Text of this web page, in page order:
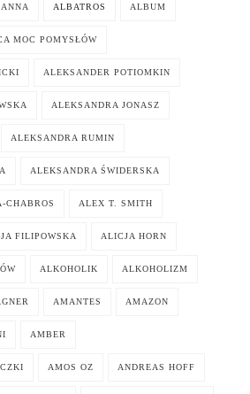
ALBATROS ALBUM
MOC POMYSŁÓW
ALEKSANDER POTIOMKIN
ALEKSANDRA JONASZ
ALEKSANDRA RUMIN
ALEKSANDRA ŚWIDERSKA
CHABROS ALEX T. SMITH
FILIPOWSKA ALICJA HORN
ALKOHOLIK ALKOHOLIZM
AMANTES AMAZON
AMBER
AMOS OZ ANDREAS HOFF